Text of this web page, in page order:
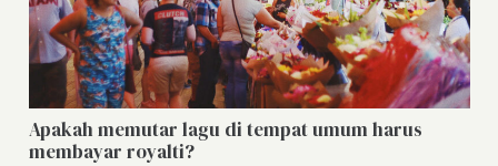
Apakah memutar lagu di tempat umum harus
membayar royalti?